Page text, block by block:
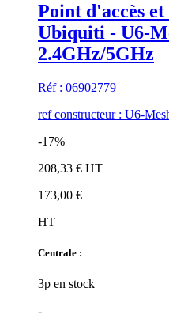
Point d'accès
Ubiquiti - U6-
2.4GHz/5GHz
Réf : 06902779
ref constructeur : U6-
-17%
208,33 € HT
173,00 €
HT
Centrale :
3p en stock
-